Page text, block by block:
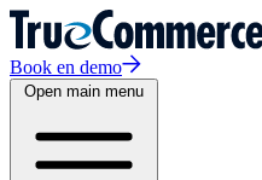
Book en demo
Open main menu